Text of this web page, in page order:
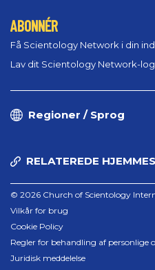
ABONNÉR
Få Scientology Network i din
Lav dit Scientology Network-
Regioner / Sprog
RELATEREDE
© 2026 Church of Scientology
Vilkår for brug
Cookie Policy
Regler for behandling af personlige
Juridisk meddelelse